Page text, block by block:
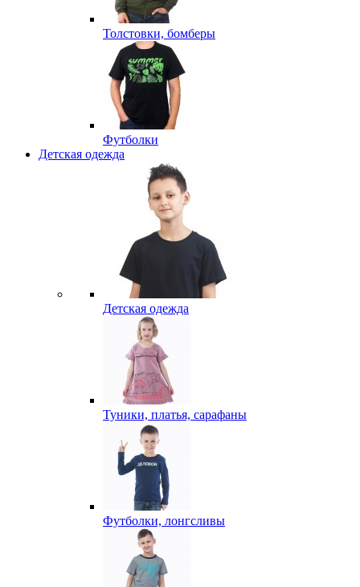
Толстовки, бомберы
Футболки
Детская одежда
Детская одежда
Туники, платья, сарафаны
Футболки, лонгсливы